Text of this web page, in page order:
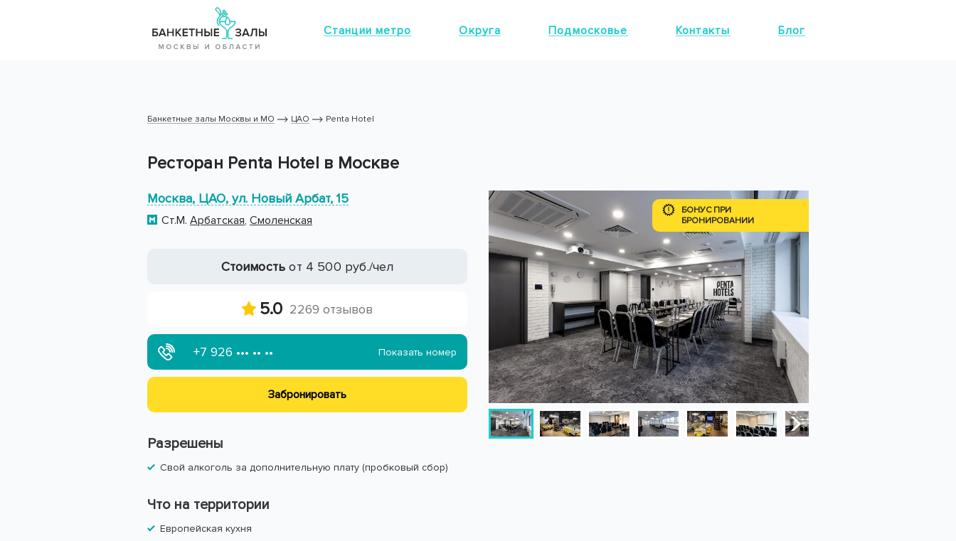
Станции метро Округа Подмосковье Контакты Блог
Банкетные залы Москвы и МО ЦАО Penta Hotel
Ресторан Penta Hotel в Москве
Москва, ЦАО, ул. Новый Арбат, 15
Ст.М. Арбатская, Смоленская
Стоимость от 4 500 руб./чел
5.0 2269 отзывов
+7 926 ••• •• •• Показать номер
Забронировать
БОНУС ПРИ
БРОНИРОВАНИИ
Разрешены
Свой алкоголь за дополнительную плату (пробковый сбор)
Что на территории
Европейская кухня